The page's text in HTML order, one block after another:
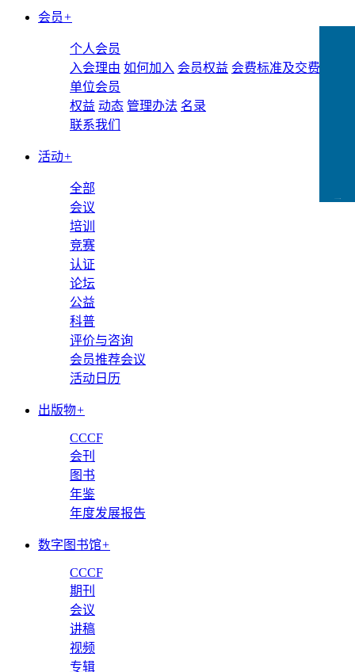
会员+
个人会员
入会理由 如何加入 会员权益 会费标准及交费方式
单位会员
权益 动态 管理办法 名录
联系我们
活动+
全部
会议
培训
竞赛
认证
论坛
公益
科普
评价与咨询
会员推荐会议
活动日历
出版物+
CCCF
会刊
图书
年鉴
年度发展报告
数字图书馆+
CCCF
期刊
会议
讲稿
视频
专辑